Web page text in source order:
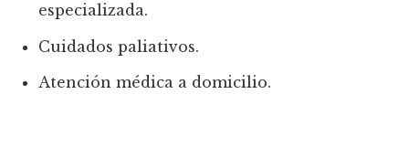
especializada.
Cuidados paliativos.
Atención médica a domicilio.